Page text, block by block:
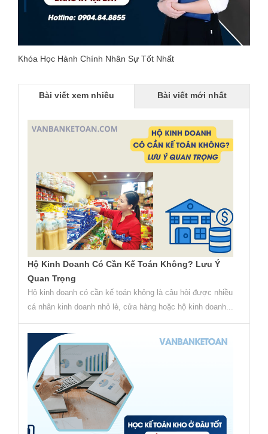
Khóa Học Hành Chính Nhân Sự Tốt Nhất
Bài viết xem nhiều Bài viết mới nhất
Hộ Kinh Doanh Có Cần Kế Toán Không? Lưu Ý
Quan Trọng
Hộ kinh doanh có cần kế toán không là câu hỏi được nhiều
cá nhân kinh doanh nhỏ lẻ, cửa hàng hoặc hộ kinh doanh...